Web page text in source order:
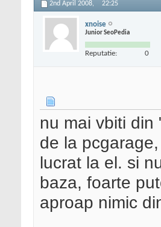
2nd April 2008, 22:25
xnoise
Junior SeoPedia
Reputatie: 0
nu mai vbiti din
de la
lucrat la el. si
baza, foarte
aproap nimic